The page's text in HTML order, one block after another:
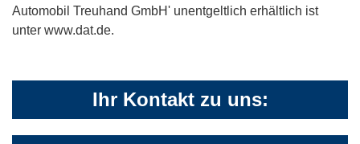
Automobil Treuhand GmbH' unentgeltlich erhältlich ist
unter www.dat.de.
Ihr Kontakt zu uns: